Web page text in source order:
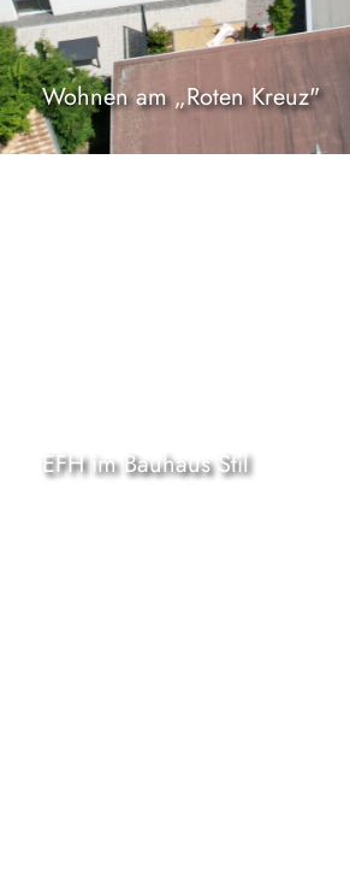
Wohnen am „Roten Kreuz"
EFH im Bauhaus Stil